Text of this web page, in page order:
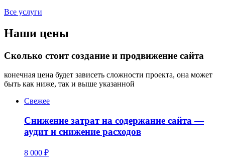
Все услуги
Наши цены
Сколько стоит создание и продвижение сайта
конечная цена будет зависеть сложности проекта, она может
быть как ниже, так и выше указанной
Свежее
Снижение затрат на содержание сайта —
аудит и снижение расходов
8 000 ₽